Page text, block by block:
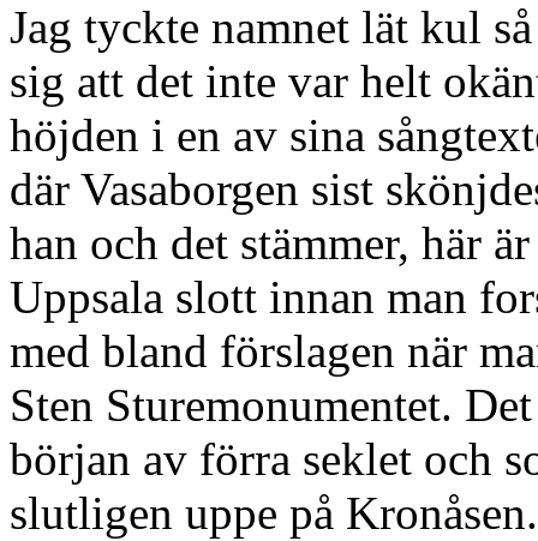
Jag tyckte namnet lät kul
sig att det inte var helt
höjden i en av sina
där Vasaborgen sist
han och det stämmer, här
Uppsala slott innan man
med bland förslagen när
Sten Sturemonumentet.
början av förra seklet och
slutligen uppe på Kronåsen.